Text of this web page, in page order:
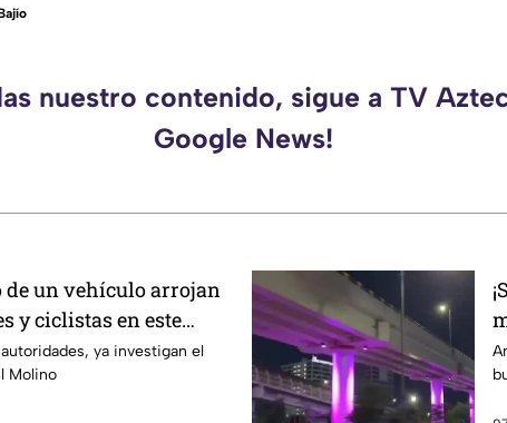
nuestro contenido, sigue a TV
Google News!
de un vehículo arrojan
y ciclistas en este
ya investigan el
Molino